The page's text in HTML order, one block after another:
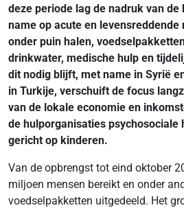
deze periode lag de nadruk van
name op acute en levensreddende
onder puin halen,
drinkwater, medische hulp en
dit nodig blijft, met name in Syrië
in Turkije, verschuift de focus
van de lokale economie en
de hulporganisaties psychosociale
gericht op kinderen.
Van de opbrengst tot eind oktober
miljoen mensen bereikt en onder
voedselpakketten uitgedeeld. Het